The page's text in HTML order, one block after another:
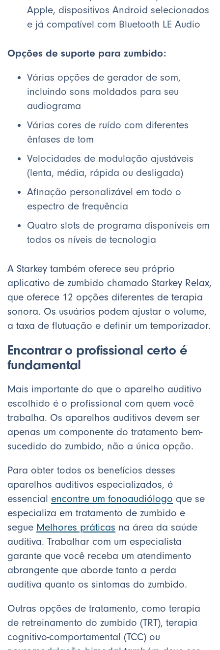
Apple, dispositivos Android selecionados
e já compatível com Bluetooth LE Audio
Opções de suporte para zumbido:
Várias opções de gerador de som,
incluindo sons moldados para seu
audiograma
Várias cores de ruído com diferentes
ênfases de tom
Velocidades de modulação ajustáveis
(lenta, média, rápida ou desligada)
Afinação personalizável em todo o
espectro de frequência
Quatro slots de programa disponíveis em
todos os níveis de tecnologia
A Starkey também oferece seu próprio
aplicativo de zumbido chamado Starkey Relax,
que oferece 12 opções diferentes de terapia
sonora. Os usuários podem ajustar o volume,
a taxa de flutuação e definir um temporizador.
Encontrar o profissional certo é
fundamental
Mais importante do que o aparelho auditivo
escolhido é o profissional com quem você
trabalha. Os aparelhos auditivos devem ser
apenas um componente do tratamento bem-
sucedido do zumbido, não a única opção.
Para obter todos os benefícios desses
aparelhos auditivos especializados, é
essencial encontre um fonoaudiólogo que se
especializa em tratamento de zumbido e
segue Melhores práticas na área da saúde
auditiva. Trabalhar com um especialista
garante que você receba um atendimento
abrangente que aborde tanto a perda
auditiva quanto os sintomas do zumbido.
Outras opções de tratamento, como terapia
de retreinamento do zumbido (TRT), terapia
cognitivo-comportamental (TCC) ou